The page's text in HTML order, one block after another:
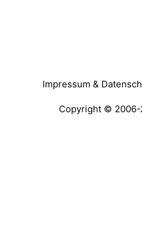
Impressum &
Copyright © 2006-